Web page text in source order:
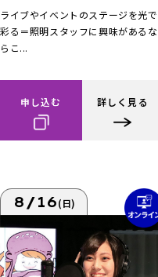
ライブやイベントのステージを光で
彩る＝照明スタッフに興味があるな
らこ...
申し込む 詳しく見る
8/16(日)